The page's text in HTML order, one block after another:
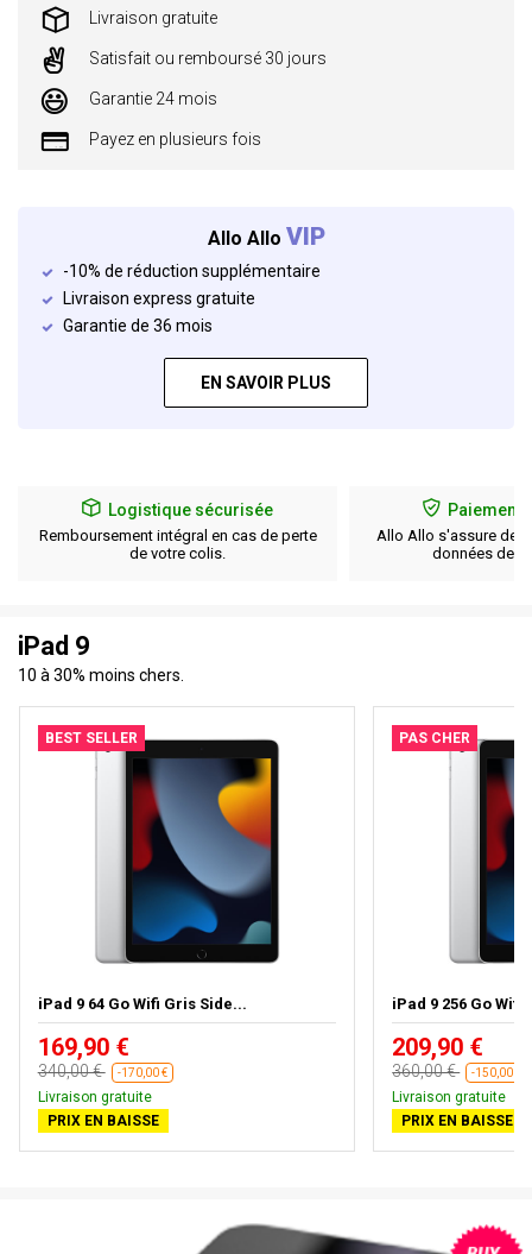
Livraison gratuite
Satisfait ou remboursé 30 jours
Garantie 24 mois
Payez en plusieurs fois
Allo Allo VIP
-10% de réduction supplémentaire
Livraison express gratuite
Garantie de 36 mois
EN SAVOIR PLUS
Logistique sécurisée
Remboursement intégral en cas de perte
de votre colis.
Paiement
Allo Allo s'assure de
données de
iPad 9
10 à 30% moins chers.
BEST SELLER
iPad 9 64 Go Wifi Gris Side...
169,90 €
340,00 € -170,00 €
Livraison gratuite
PRIX EN BAISSE
PAS CHER
iPad 9 256 Go Wifi
209,90 €
360,00 € -150,00 €
Livraison gratuite
PRIX EN BAISSE